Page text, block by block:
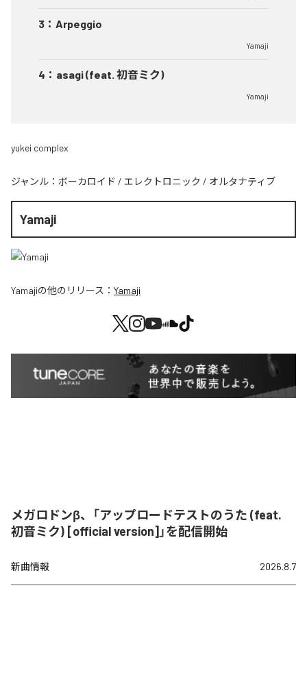
3 ： Arpeggio
Yamaji
4 ： asagi (feat. 初音ミク)
Yamaji
yukei complex
ジャンル： ボーカロイド / エレクトロニック / オルタナティブ
Yamaji
Yamajiの他のリリース： Yamaji
メガロドンβ、「アップロードテストのうた (feat.
初音ミク) [official version]」を配信開始
新曲情報 2026.8.7